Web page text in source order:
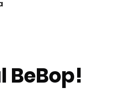
BeBop!